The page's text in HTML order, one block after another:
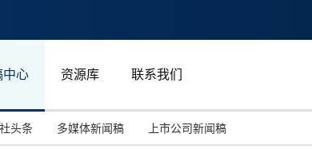
心 资源库 联系我们
头条 多媒体新闻稿 上市公司新闻稿